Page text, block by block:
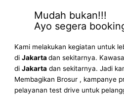
Mudah bukan!!!
Ayo segera
Kami melakukan kegiatan untuk
diJakartadan sekitarnya.
diJakarta dan sekitarnya. Jadi
Membagikan Brosur , kampanye
pelayanan test drive untuk